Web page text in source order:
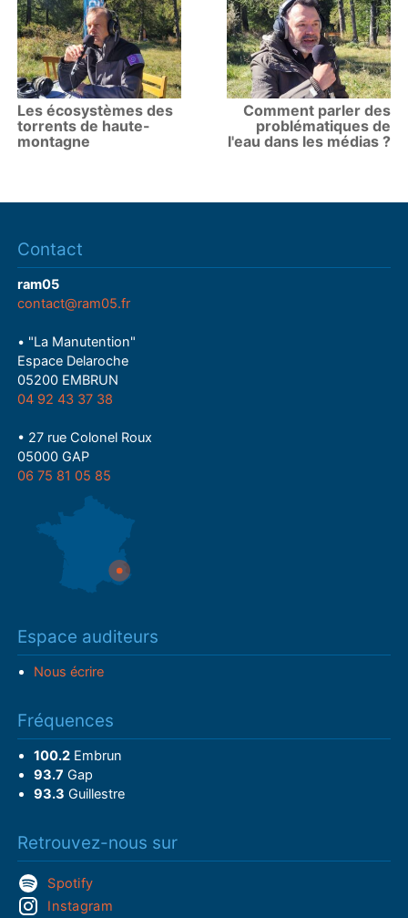
Les écosystèmes des
torrents de haute-
montagne
Comment parler des
problématiques de
l'eau dans les médias ?
Contact
ram05
contact@ram05.fr
• "La Manutention"
Espace Delaroche
05200 EMBRUN
04 92 43 37 38
• 27 rue Colonel Roux
05000 GAP
06 75 81 05 85
Espace auditeurs
Nous écrire
Fréquences
100.2Embrun
93.7 Gap
93.3 Guillestre
Retrouvez-nous sur
Spotify
Instagram